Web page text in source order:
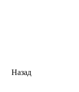
Назад